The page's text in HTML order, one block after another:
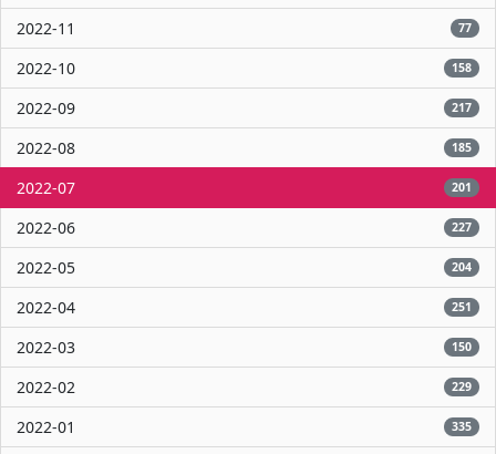
2022-11 77
2022-10 158
2022-09 217
2022-08 185
2022-07 201
2022-06 227
2022-05 204
2022-04 251
2022-03 150
2022-02 229
2022-01 335